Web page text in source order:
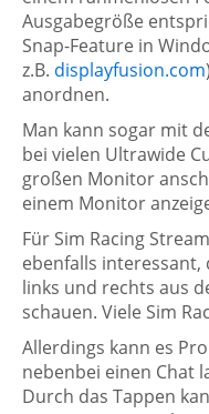
Ausgabegröße
Snap-Feature in
z.B. displayfusion.com
anordnen.
Man kann sogar mit
bei vielen Ultrawide
großen Monitor
einem Monitor
Für Sim Racing
ebenfalls interessant,
links und rechts aus
schauen. Viele Sim
Allerdings kann es
nebenbei einen Chat
Durch das Tappen